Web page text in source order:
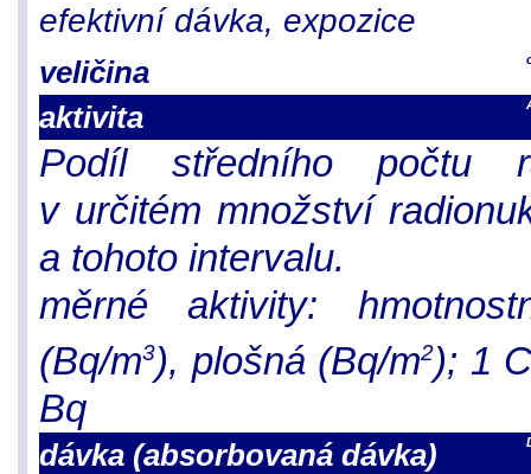
efektivní dávka, expozice
veličina
aktivita
Podíl středního počtu
v určitém množství
a tohoto intervalu.
měrné aktivity:
(Bq/m3), plošná (Bq/m2); 1
Bq
dávka (absorbovaná dávka)